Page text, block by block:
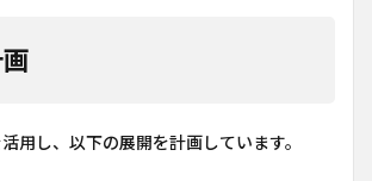
用し、以下の展開を計画しています。